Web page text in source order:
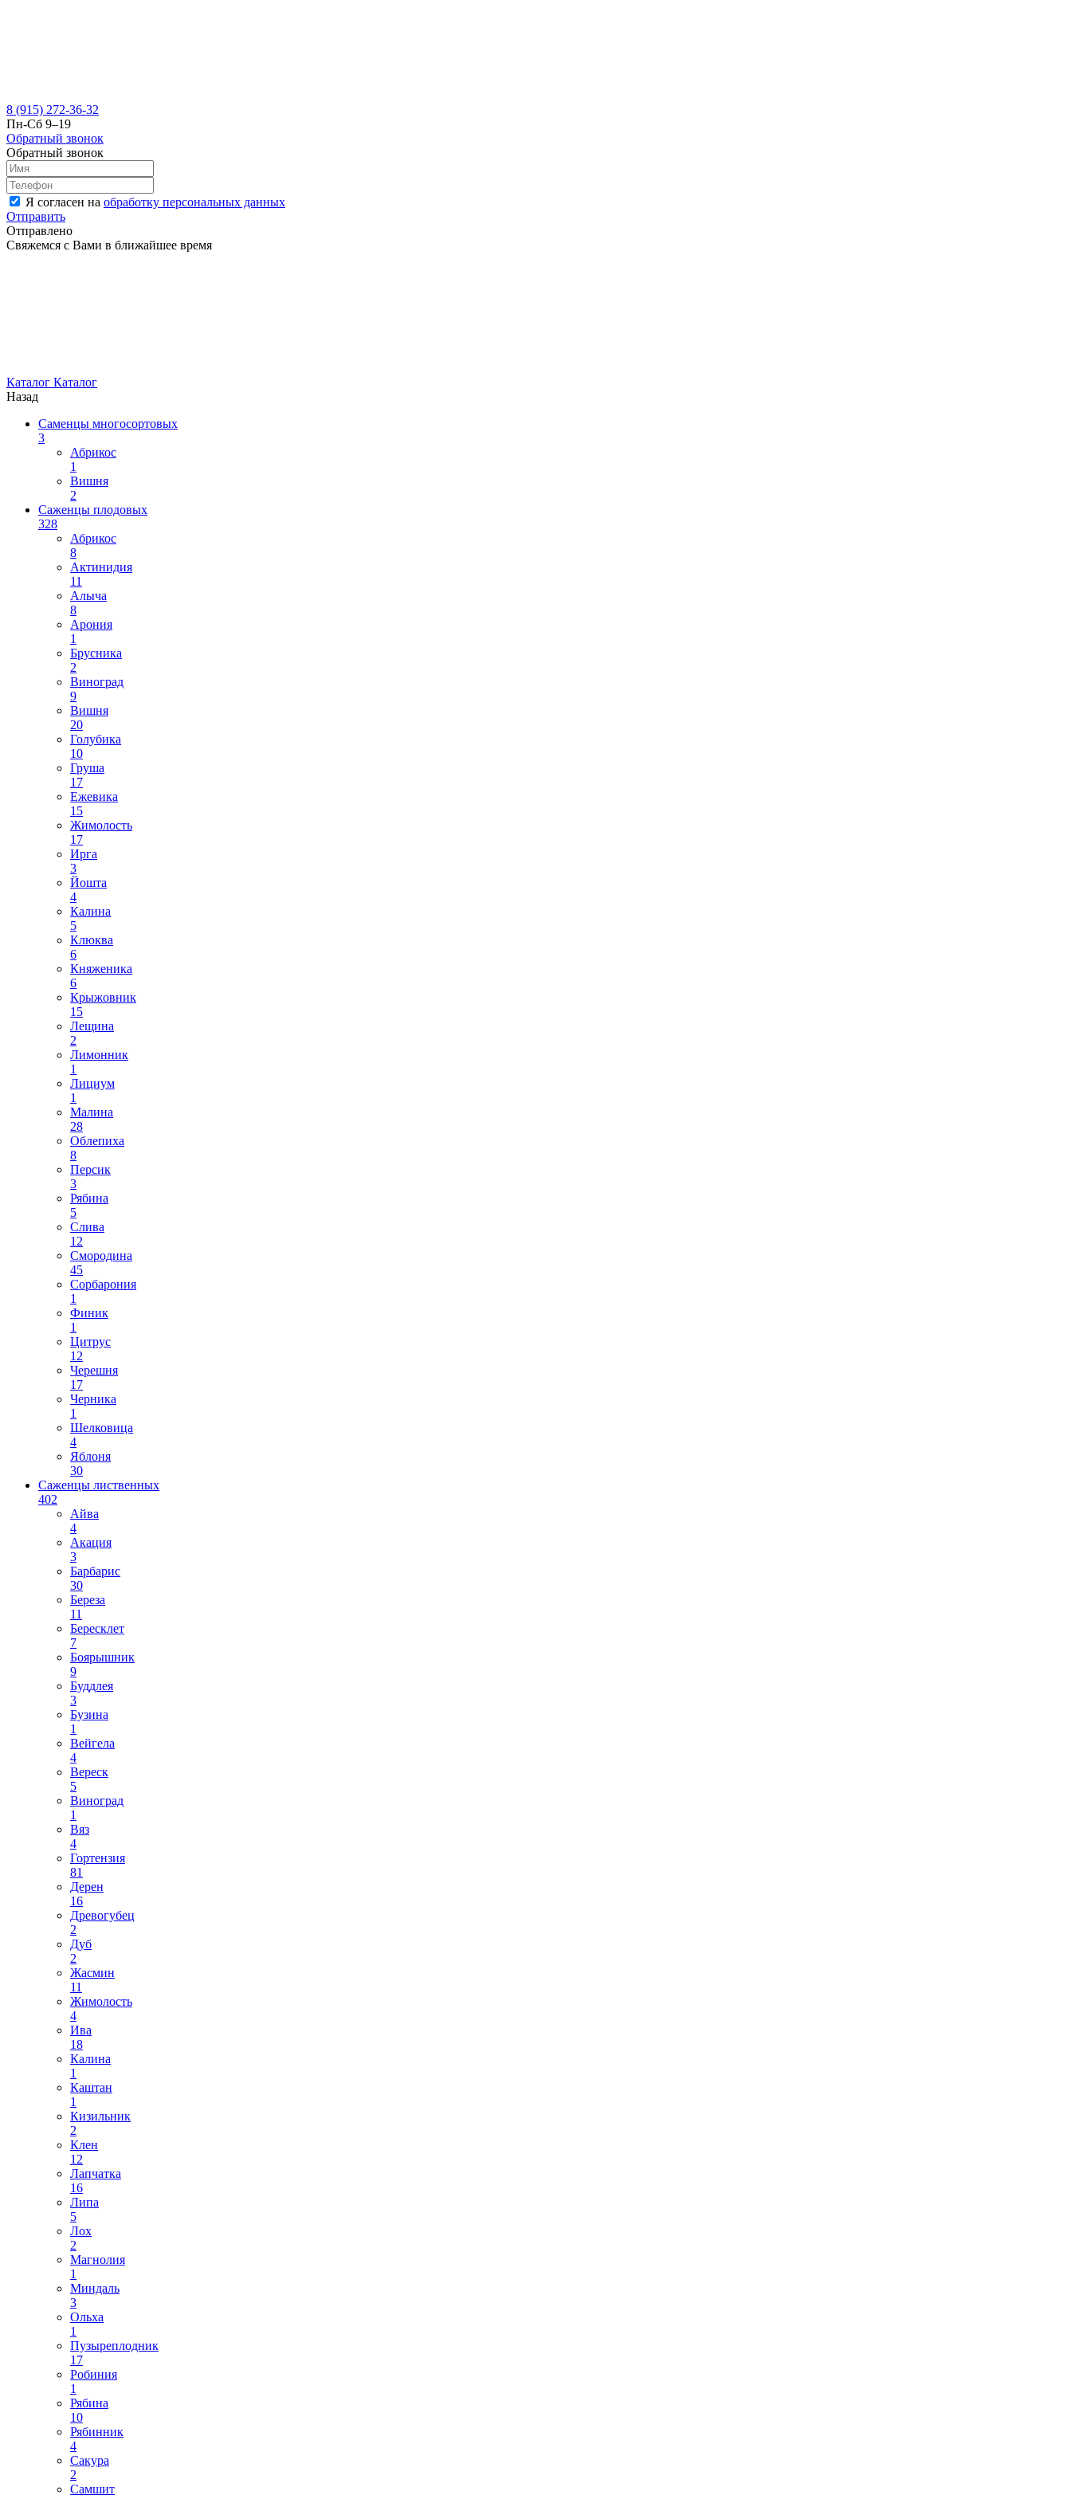
8 (915) 272-36-32
Пн-Сб 9–19
Обратный звонок
Обратный звонок
Я согласен на обработку персональных данных
Отправить
Отправлено
Свяжемся с Вами в ближайшее время
Каталог Каталог
Назад
Саменцы многосортовых
3
Абрикос
1
Вишня
2
Саженцы плодовых
328
Абрикос
8
Актинидия
11
Алыча
8
Арония
1
Брусника
2
Виноград
9
Вишня
20
Голубика
10
Груша
17
Ежевика
15
Жимолость
17
Ирга
3
Йошта
4
Калина
5
Клюква
6
Княженика
6
Крыжовник
15
Лещина
2
Лимонник
1
Лициум
1
Малина
28
Облепиха
8
Персик
3
Рябина
5
Слива
12
Смородина
45
Сорбарония
1
Финик
1
Цитрус
12
Черешня
17
Черника
1
Шелковица
4
Яблоня
30
Саженцы лиственных
402
Айва
4
Акация
3
Барбарис
30
Береза
11
Бересклет
7
Боярышник
9
Буддлея
3
Бузина
1
Вейгела
4
Вереск
5
Виноград
1
Вяз
4
Гортензия
81
Дерен
16
Древогубец
2
Дуб
2
Жасмин
11
Жимолость
4
Ива
18
Калина
1
Каштан
1
Кизильник
2
Клен
12
Лапчатка
16
Липа
5
Лох
2
Магнолия
1
Миндаль
3
Ольха
1
Пузыреплодник
17
Робиния
1
Рябина
10
Рябинник
4
Сакура
2
Самшит